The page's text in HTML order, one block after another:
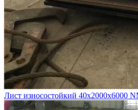
Лист износостойкий 40х2000х6000